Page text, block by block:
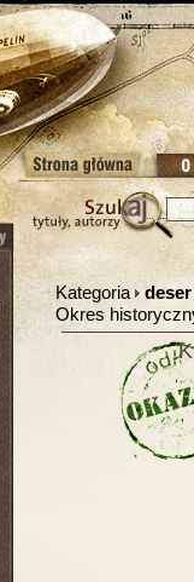
Kategoria
deser
Okres